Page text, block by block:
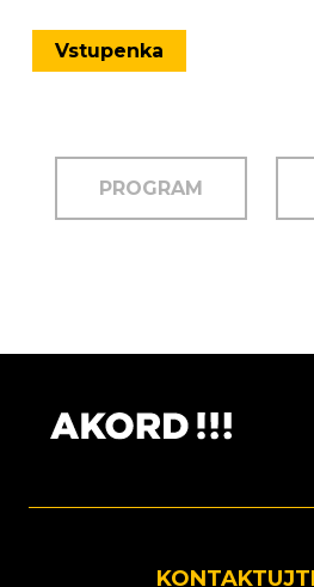
Vstupenka
PROGRAM